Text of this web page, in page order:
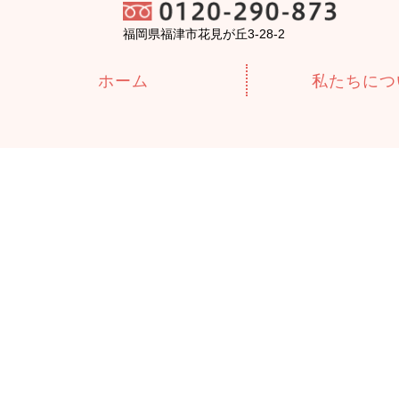
福岡県福津市花見が丘3-28-2
ホーム 私たちに